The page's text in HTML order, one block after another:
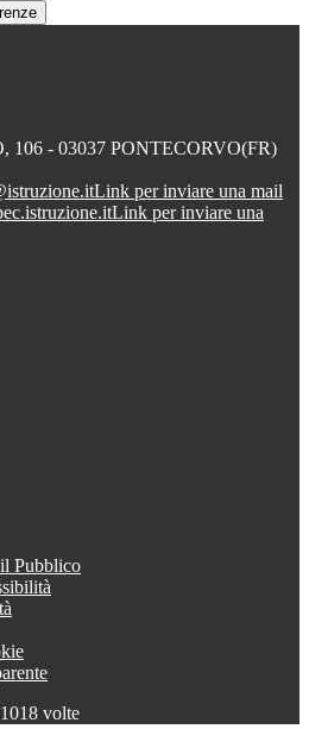
- 03037 PONTECORVO(FR)
Link per inviare una mail
Link per inviare una
Pubblico
volte